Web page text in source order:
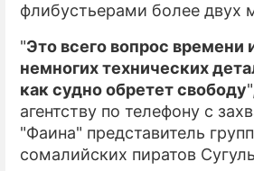
флибустьерами более двух
"Это всего вопрос времени
немногих технических
как судно обретет свободу
агентству по телефону с
"Фаина" представитель
сомалийских пиратов